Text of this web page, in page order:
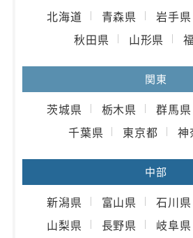
北海道 青森県 岩手県
秋田県
山形県
関東
茨城県 栃木県 群馬県
千葉県
東京都 神
中部
新潟県 富山県 石川県
山梨県
長野県 岐阜県